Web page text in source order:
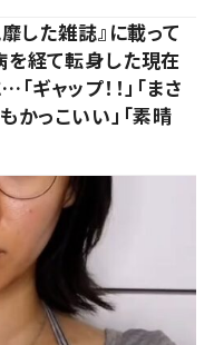
した雑誌』に載って
を経て転身した現在
ギャップ！！」「まさ
かっこいい」「素晴